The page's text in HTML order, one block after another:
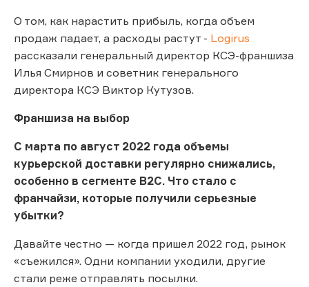
О том, как нарастить прибыль, когда объем
продаж падает, а расходы растут - Logirus
рассказали генеральный директор КСЭ-франшиза
Илья Смирнов и советник генерального
директора КСЭ Виктор Кутузов.
Франшиза на выбор
С марта по август 2022 года объемы
курьерской доставки регулярно снижались,
особенно в сегменте В2С. Что стало с
франчайзи, которые получили серьезные
убытки?
Давайте честно — когда пришел 2022 год, рынок
«съежился». Одни компании уходили, другие
стали реже отправлять посылки.